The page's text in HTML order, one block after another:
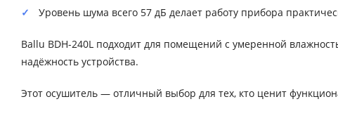
Уровень шума всего 57 дБ делает работу прибора
Ballu BDH-240L подходит для помещений с умеренной
надёжность устройства.
Этот осушитель — отличный выбор для тех, кто ценит